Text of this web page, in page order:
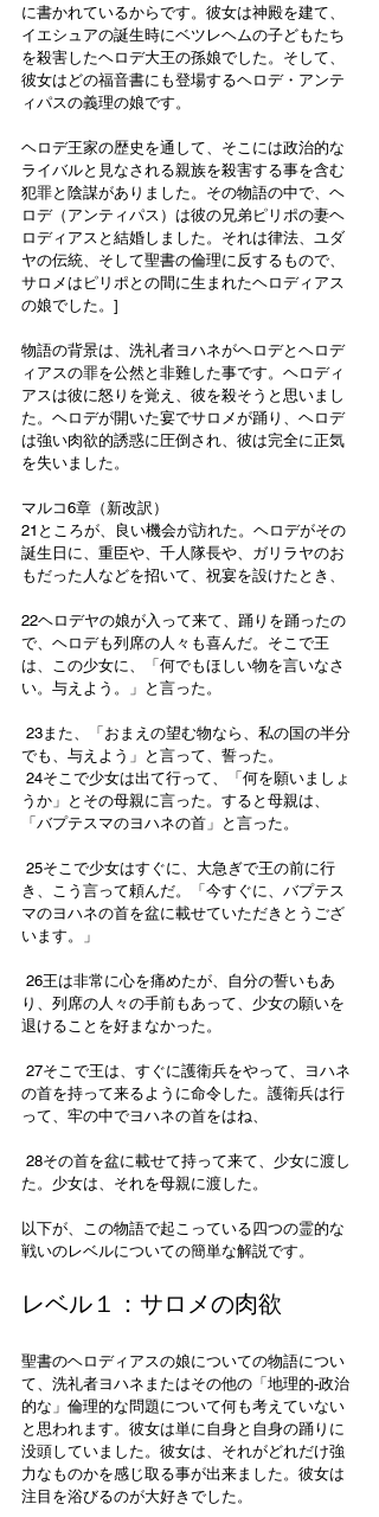
に書かれているからです。彼女は神殿を建て、
イエシュアの誕生時にベツレヘムの子どもたち
を殺害したヘロデ大王の孫娘でした。そして、
彼女はどの福音書にも登場するヘロデ・アンテ
ィパスの義理の娘です。
ヘロデ王家の歴史を通して、そこには政治的な
ライバルと見なされる親族を殺害する事を含む
犯罪と陰謀がありました。その物語の中で、ヘ
ロデ（アンティパス）は彼の兄弟ピリポの妻ヘ
ロディアスと結婚しました。それは律法、ユダ
ヤの伝統、そして聖書の倫理に反するもので、
サロメはピリポとの間に生まれたヘロディアス
の娘でした。]
物語の背景は、洗礼者ヨハネがヘロデとヘロデ
ィアスの罪を公然と非難した事です。ヘロディ
アスは彼に怒りを覚え、彼を殺そうと思いまし
た。ヘロデが開いた宴でサロメが踊り、ヘロデ
は強い肉欲的誘惑に圧倒され、彼は完全に正気
を失いました。
マルコ6章（新改訳）
21ところが、良い機会が訪れた。ヘロデがその
誕生日に、重臣や、千人隊長や、ガリラヤのお
もだった人などを招いて、祝宴を設けたとき、
22ヘロデヤの娘が入って来て、踊りを踊ったの
で、ヘロデも列席の人々も喜んだ。そこで王
は、この少女に、「何でもほしい物を言いなさ
い。与えよう。」と言った。
でも、与えよう」と言って、誓った。
うか」とその母親に言った。すると母親は、
「バプテスマのヨハネの首」と言った。
き、こう言って頼んだ。「今すぐに、バプテス
マのヨハネの首を盆に載せていただきとうござ
います。」
り、列席の人々の手前もあって、少女の願いを
退けることを好まなかった。
の首を持って来るように命令した。護衛兵は行
って、牢の中でヨハネの首をはね、
た。少女は、それを母親に渡した。
以下が、この物語で起こっている四つの霊的な
戦いのレベルについての簡単な解説です。
レベル１：サロメの肉欲
聖書のヘロディアスの娘についての物語につい
て、洗礼者ヨハネまたはその他の「地理的-政治
的な」倫理的な問題について何も考えていない
と思われます。彼女は単に自身と自身の踊りに
没頭していました。彼女は、それがどれだけ強
力なものかを感じ取る事が出来ました。彼女は
注目を浴びるのが大好きでした。